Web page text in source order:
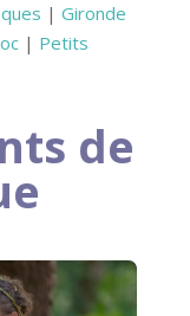
| Gironde
| Petits
de